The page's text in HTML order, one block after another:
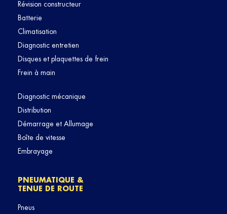
Révision constructeur
Batterie
Climatisation
Diagnostic entretien
Disques et plaquettes de frein
Frein à main
Diagnostic mécanique
Distribution
Démarrage et Allumage
Boîte de vitesse
Embrayage
PNEUMATIQUE &
TENUE DE ROUTE
Pneus